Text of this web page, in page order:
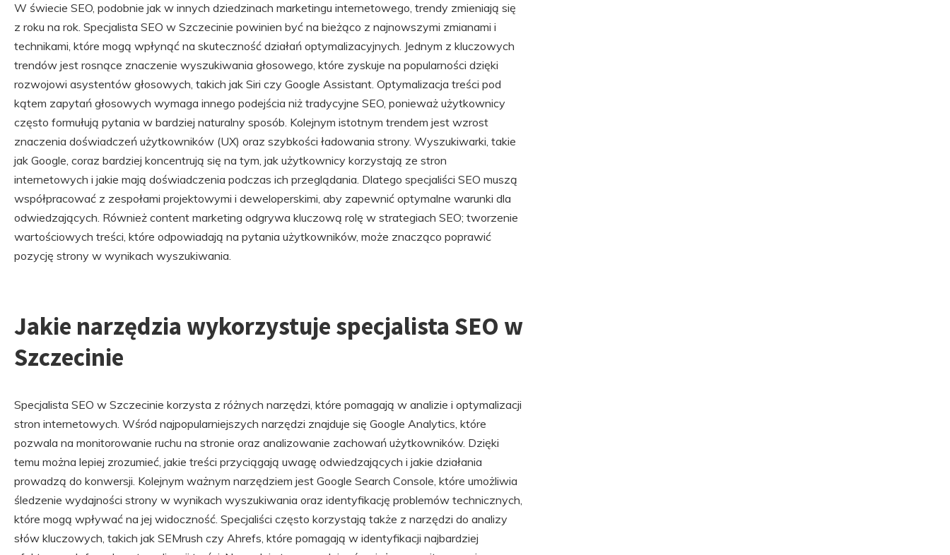
W świecie SEO, podobnie jak w innych dziedzinach marketingu internetowego, trendy zmieniają się
z roku na rok. Specjalista SEO w Szczecinie powinien być na bieżąco z najnowszymi zmianami i
technikami, które mogą wpłynąć na skuteczność działań optymalizacyjnych. Jednym z kluczowych
trendów jest rosnące znaczenie wyszukiwania głosowego, które zyskuje na popularności dzięki
rozwojowi asystentów głosowych, takich jak Siri czy Google Assistant. Optymalizacja treści pod
kątem zapytań głosowych wymaga innego podejścia niż tradycyjne SEO, ponieważ użytkownicy
często formułują pytania w bardziej naturalny sposób. Kolejnym istotnym trendem jest wzrost
znaczenia doświadczeń użytkowników (UX) oraz szybkości ładowania strony. Wyszukiwarki, takie
jak Google, coraz bardziej koncentrują się na tym, jak użytkownicy korzystają ze stron
internetowych i jakie mają doświadczenia podczas ich przeglądania. Dlatego specjaliści SEO muszą
współpracować z zespołami projektowymi i deweloperskimi, aby zapewnić optymalne warunki dla
odwiedzających. Również content marketing odgrywa kluczową rolę w strategiach SEO; tworzenie
wartościowych treści, które odpowiadają na pytania użytkowników, może znacząco poprawić
pozycję strony w wynikach wyszukiwania.
Jakie narzędzia wykorzystuje specjalista SEO w
Szczecinie
Specjalista SEO w Szczecinie korzysta z różnych narzędzi, które pomagają w analizie i optymalizacji
stron internetowych. Wśród najpopularniejszych narzędzi znajduje się Google Analytics, które
pozwala na monitorowanie ruchu na stronie oraz analizowanie zachowań użytkowników. Dzięki
temu można lepiej zrozumieć, jakie treści przyciągają uwagę odwiedzających i jakie działania
prowadzą do konwersji. Kolejnym ważnym narzędziem jest Google Search Console, które umożliwia
śledzenie wydajności strony w wynikach wyszukiwania oraz identyfikację problemów technicznych,
które mogą wpływać na jej widoczność. Specjaliści często korzystają także z narzędzi do analizy
słów kluczowych, takich jak SEMrush czy Ahrefs, które pomagają w identyfikacji najbardziej